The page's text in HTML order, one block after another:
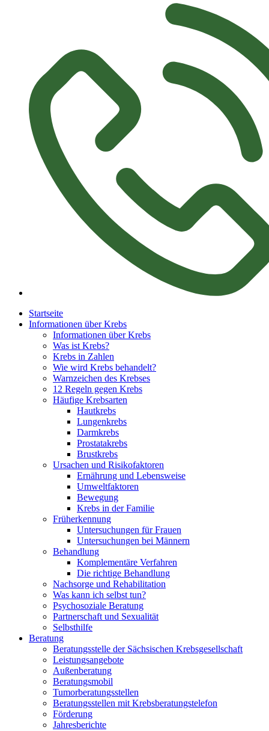
Startseite
Informationen über Krebs
Informationen über Krebs
Was ist Krebs?
Krebs in Zahlen
Wie wird Krebs behandelt?
Warnzeichen des Krebses
12 Regeln gegen Krebs
Häufige Krebsarten
Hautkrebs
Lungenkrebs
Darmkrebs
Prostatakrebs
Brustkrebs
Ursachen und Risikofaktoren
Ernährung und Lebensweise
Umweltfaktoren
Bewegung
Krebs in der Familie
Früherkennung
Untersuchungen für Frauen
Untersuchungen bei Männern
Behandlung
Komplementäre Verfahren
Die richtige Behandlung
Nachsorge und Rehabilitation
Was kann ich selbst tun?
Psychosoziale Beratung
Partnerschaft und Sexualität
Selbsthilfe
Beratung
Beratungsstelle der Sächsischen Krebsgesellschaft
Leistungsangebote
Außenberatung
Beratungsmobil
Tumorberatungsstellen
Beratungsstellen mit Krebsberatungstelefon
Förderung
Jahresberichte